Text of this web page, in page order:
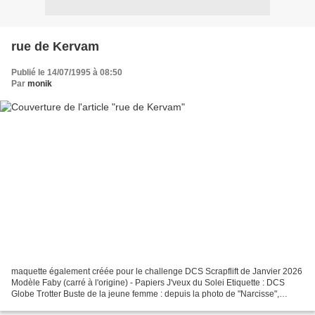
rue de Kervam
Publié le 14/07/1995 à 08:50
Par monik
maquette également créée pour le challenge DCS Scrapflift de Janvier 2026
Modèle Faby (carré à l'origine) - Papiers J'veux du Solei Etiquette : DCS
Globe Trotter Buste de la jeune femme : depuis la photo de "Narcisse",